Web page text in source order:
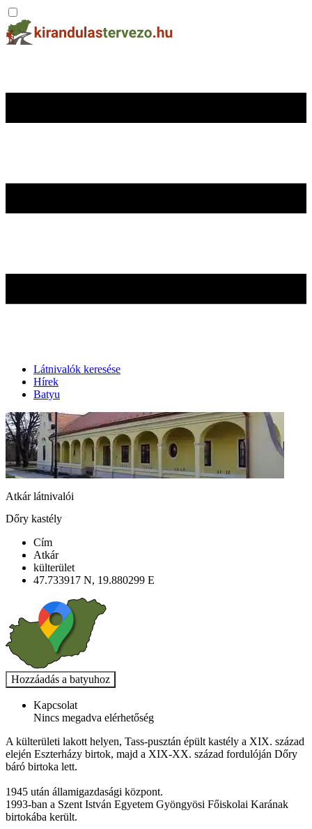
Látnivalók keresése
Hírek
Batyu
Atkár látnivalói
Dőry kastély
Cím
Atkár
külterület
47.733917 N, 19.880299 E
Kapcsolat
Nincs megadva elérhetőség
A külterületi lakott helyen, Tass-pusztán épült kastély a XIX. század
elején Eszterházy birtok, majd a XIX-XX. század fordulóján Dőry
báró birtoka lett.
1945 után államigazdasági központ.
1993-ban a Szent István Egyetem Gyöngyösi Főiskolai Karának
birtokába került.